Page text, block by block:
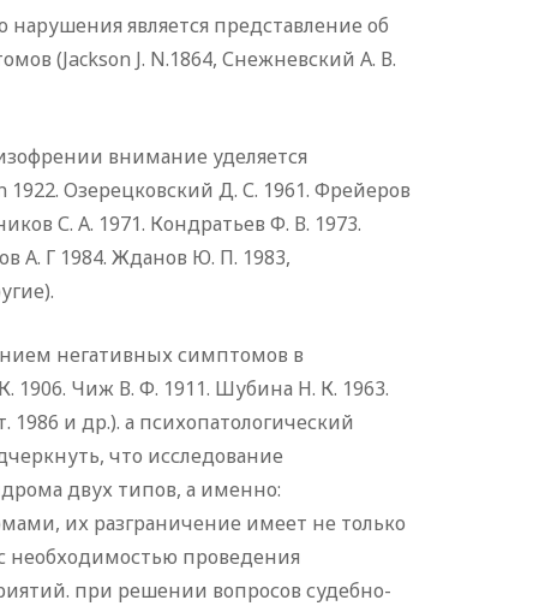
нарушения является представление об
(Jackson J. N.1864, Снежневский А. В.
внимание уделяется
Озерецковский Д. С. 1961. Фрейеров
С. А. 1971. Кондратьев Ф. В. 1973.
А. Г 1984. Жданов Ю. П. 1983,
негативных симптомов в
1906. Чиж В. Ф. 1911. Шубина Н. К. 1963.
1986 и др.). а психопатологический
что исследование
двух типов, а именно:
их разграничение имеет не только
необходимостью проведения
при решении вопросов судебно-